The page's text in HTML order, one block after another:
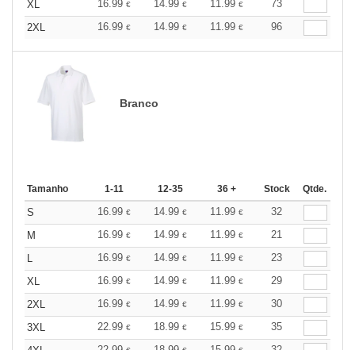
XL 16.99 € 14.99 € 11.99 €
73
2XL
16.99 € 14.99 € 11.99 € 96
Branco
Tamanho 1-11 12-35 36 + Stock Qtde.
S 16.99 € 14.99 € 11.99 €
32
M
16.99 € 14.99 € 11.99 €
21
L
16.99 € 14.99 € 11.99 €
23
XL
16.99 € 14.99 € 11.99 €
29
2XL
16.99 € 14.99 € 11.99 €
30
3XL
22.99 € 18.99 € 15.99 €
35